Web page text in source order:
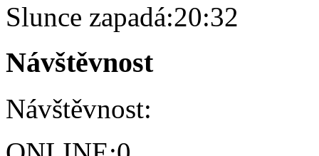
Slunce zapadá:20:32
Návštěvnost
Návštěvnost: